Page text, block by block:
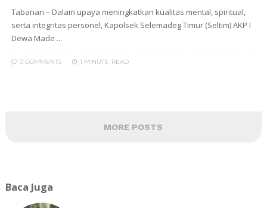
Tabanan – Dalam upaya meningkatkan kualitas mental, spiritual,
serta integritas personel, Kapolsek Selemadeg Timur (Seltim) AKP I
Dewa Made ...
0 COMMENTS 1 MINUTE READ
MORE POSTS
Baca Juga